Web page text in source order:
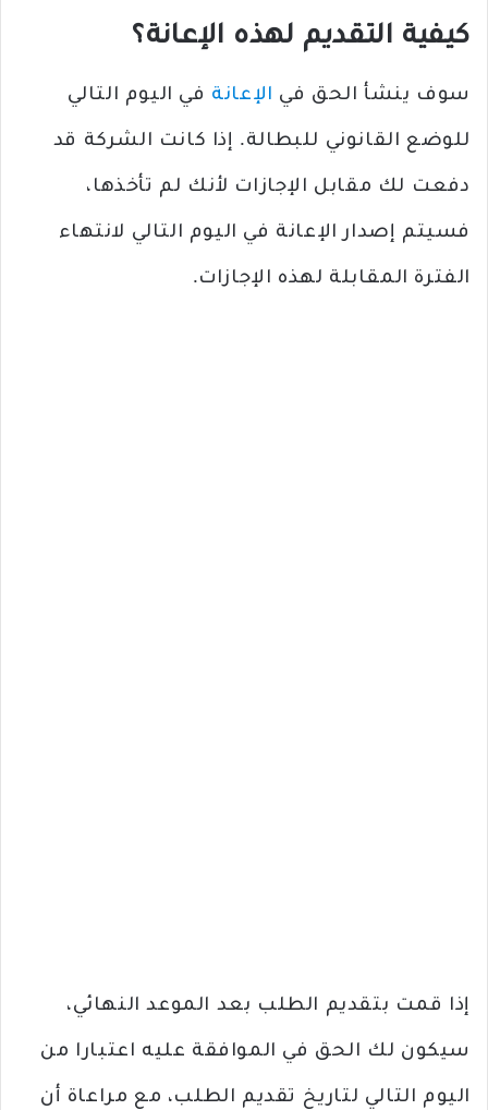
كيفية التقديم لهذه الإعانة؟
سوف ينشأ الحق في الإعانة في اليوم التالي
للوضع القانوني للبطالة. إذا كانت الشركة قد
دفعت لك مقابل الإجازات لأنك لم تأخذها،
فسيتم إصدار الإعانة في اليوم التالي لانتهاء
الفترة المقابلة لهذه الإجازات.
إذا قمت بتقديم الطلب بعد الموعد النهائي،
سيكون لك الحق في الموافقة عليه اعتبارا من
اليوم التالي لتاريخ تقديم الطلب، مع مراعاة أن